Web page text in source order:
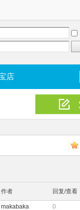
店
作者 回复/查看
makabaka 0